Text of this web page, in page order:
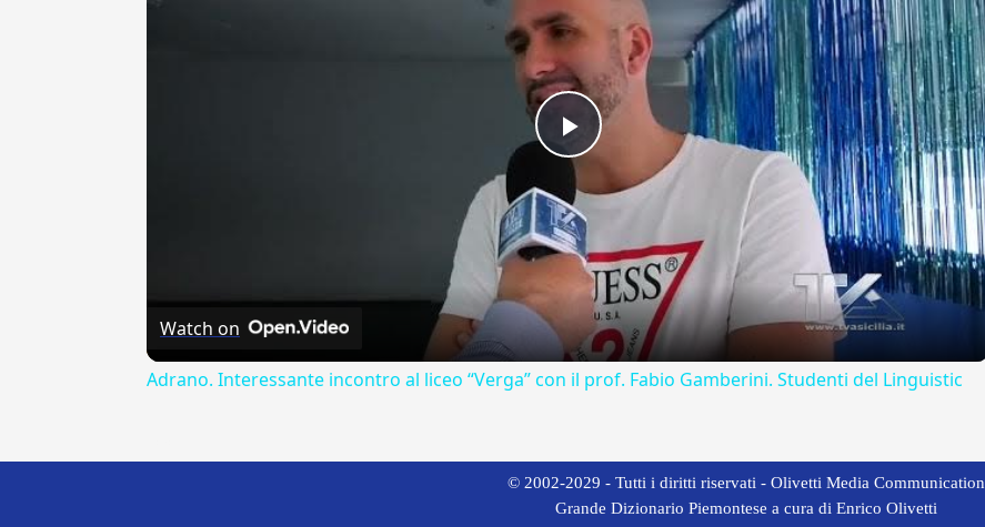
Play
Video
Watch on
Adrano. Interessante incontro al liceo “Verga” con il prof. Fabio Gamberini. Studenti del Linguistic
© 2002-2029 - Tutti i diritti riservati - Olivetti Media Communication
Grande Dizionario Piemontese a cura di Enrico Olivetti